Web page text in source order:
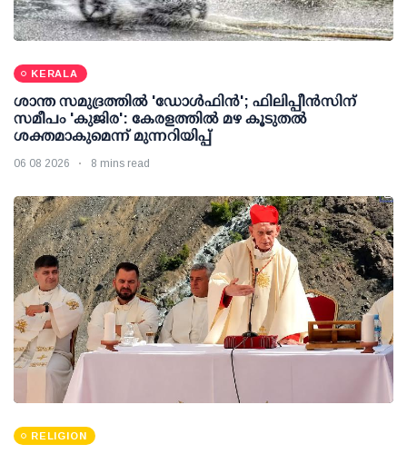
KERALA
ശാന്ത സമുദ്രത്തില്‍ 'ഡോള്‍ഫിന്‍'; ഫിലിപ്പീന്‍സിന്
സമീപം 'കുജിര': കേരളത്തില്‍ മഴ കൂടുതല്‍
ശക്തമാകുമെന്ന് മുന്നറിയിപ്പ്
06 08 2026 8 mins read
RELIGION